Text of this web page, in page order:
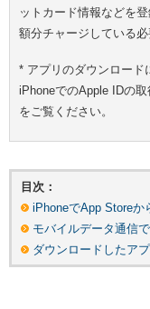
ットカード情報などを
額分チャージしている必
* アプリのダウンロード
iPhoneでのApple IDの
をご覧ください。
目次：
iPhoneでApp Storeか
モバイルデータ通信
ダウンロードしたア